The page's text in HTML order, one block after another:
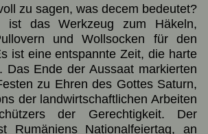
zu sagen, was decem bedeutet?
ist das Werkzeug zum Häkeln,
und Wollsocken für den
ist eine entspannte Zeit, die harte
Das Ende der Aussaat markierten
zu Ehren des Gottes Saturn,
der landwirtschaftlichen Arbeiten
der Gerechtigkeit. Der
Rumäniens Nationalfeiertag, an